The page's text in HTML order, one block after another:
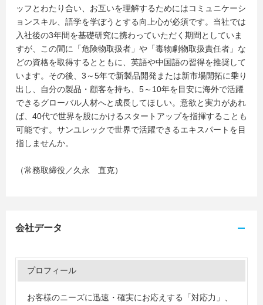
ッフとわたり合い、お互いを理解するためにはコミュニケーシ
ョンスキル、語学を学ぼうとする向上心が必須です。当社では
入社後の3年間を基礎研究に携わっていただく期間としていま
すが、この間に「危険物取扱者」や「毒物劇物取扱責任者」な
どの資格を取得するとともに、英語や中国語の習得を推奨して
います。その後、3～5年で新製品開発または新市場開拓に乗り
出し、自分の製品・顧客を持ち、5～10年を目安に海外で活躍
できるグローバル人材へと成長してほしい。意欲と実力があれ
ば、40代で世界を股にかけるスタートアップを指揮することも
可能です。サンユレックで世界で活躍できるエキスパートを目
指しませんか。
（常務取締役／久永 直克）
会社データ
プロフィール
お客様のニーズに迅速・確実にお応えする「対応力」、